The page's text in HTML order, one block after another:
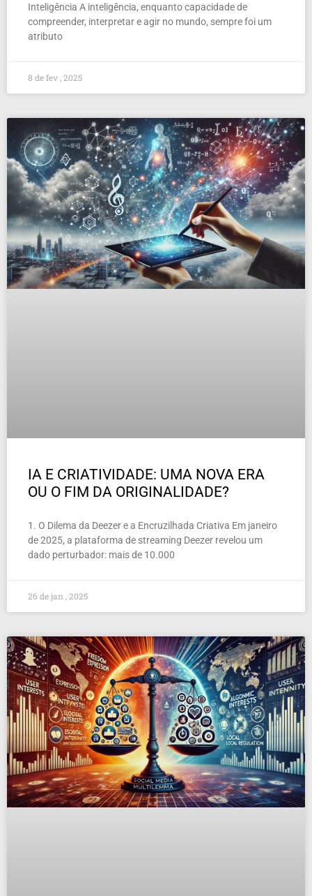
Inteligência A inteligência, enquanto capacidade de
compreender, interpretar e agir no mundo, sempre foi um
atributo
8 de fev , 2025
IA E CRIATIVIDADE: UMA NOVA ERA
OU O FIM DA ORIGINALIDADE?
1. O Dilema da Deezer e a Encruzilhada Criativa Em janeiro
de 2025, a plataforma de streaming Deezer revelou um
dado perturbador: mais de 10.000
26 de jan , 2025